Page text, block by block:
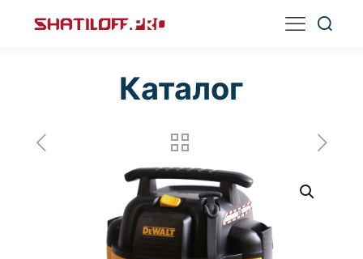
Каталог